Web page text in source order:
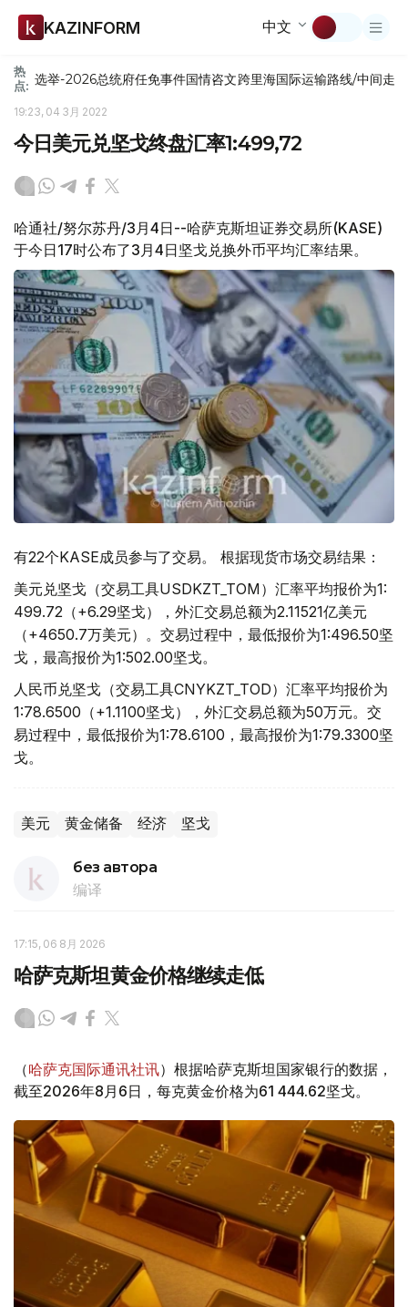
KAZINFORM 中文
热
点: 选举-2026总统府任免事件国情咨文跨里海国际运输路线/中间走廊
19:23, 04 3月 2022
今日美元兑坚戈终盘汇率1:499,72
哈通社/努尔苏丹/3月4日--哈萨克斯坦证券交易所(KASE)
于今日17时公布了3月4日坚戈兑换外币平均汇率结果。
有22个KASE成员参与了交易。 根据现货市场交易结果：
美元兑坚戈（交易工具USDKZT_TOM）汇率平均报价为1:
499.72（+6.29坚戈），外汇交易总额为2.11521亿美元
（+4650.7万美元）。交易过程中，最低报价为1:496.50坚
戈，最高报价为1:502.00坚戈。
人民币兑坚戈（交易工具CNYKZT_TOD）汇率平均报价为
1:78.6500（+1.1100坚戈），外汇交易总额为50万元。交
易过程中，最低报价为1:78.6100，最高报价为1:79.3300坚
戈。
美元 黄金储备 经济 坚戈
без автора
编译
17:15, 06 8月 2026
哈萨克斯坦黄金价格继续走低
（哈萨克国际通讯社讯）根据哈萨克斯坦国家银行的数据，
截至2026年8月6日，每克黄金价格为61 444.62坚戈。